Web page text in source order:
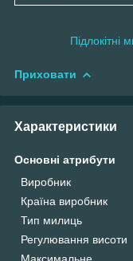
Приховати
Характеристики
Основні атрибути
Виробник
Країна виробник
Тип милиць
Регулювання висоти
Максимальне